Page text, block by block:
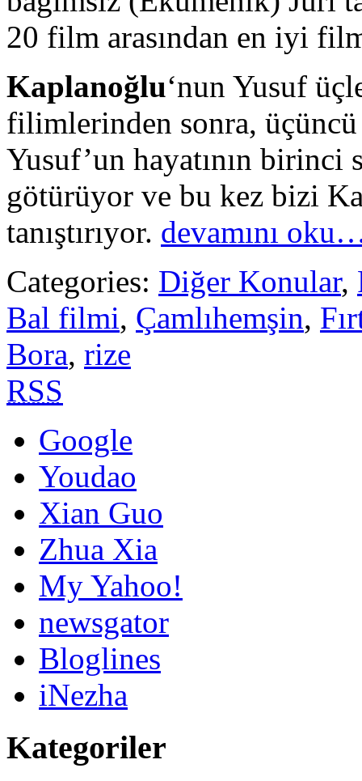
20 film arasından en iyi
Kaplanoğlu‘nun Yusuf
filimlerinden sonra,
Yusuf’un hayatının birinci
götürüyor ve bu kez bizi
tanıştırıyor. devamını
Categories: Diğer Konular,
Bal filmi, Çamlıhemşin,
Bora, rize
RSS
Google
Youdao
Xian Guo
Zhua Xia
My Yahoo!
newsgator
Bloglines
iNezha
Kategoriler